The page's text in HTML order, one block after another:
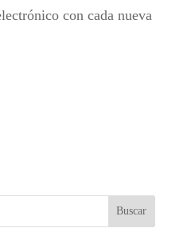
con cada nueva